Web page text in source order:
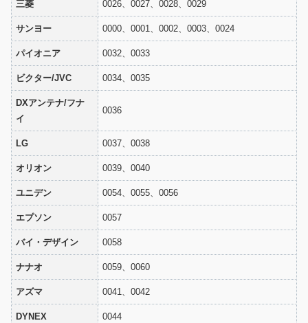
三菱 0026、0027、0028、0029
サンヨー 0000、0001、0002、0003、0024
パイオニア 0032、0033
ビクター/JVC 0034、0035
DXアンテナ/フナ
イ
0036
LG 0037、0038
オリオン 0039、0040
ユニデン 0054、0055、0056
エプソン 0057
バイ・デザイン 0058
ナナオ 0059、0060
アズマ 0041、0042
DYNEX 0044